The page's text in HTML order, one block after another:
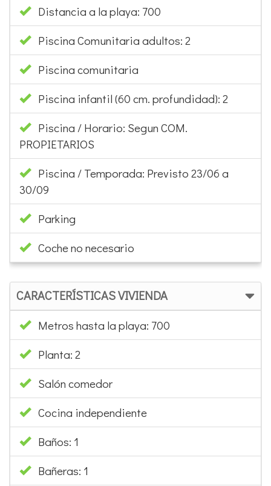
Distancia a la playa: 700
Piscina Comunitaria adultos: 2
Piscina comunitaria
Piscina infantil (60 cm. profundidad): 2
Piscina / Horario: Segun COM.
PROPIETARIOS
Piscina / Temporada: Previsto 23/06 a
30/09
Parking
Coche no necesario
CARACTERÍSTICAS VIVIENDA
Metros hasta la playa: 700
Planta: 2
Salón comedor
Cocina independiente
Baños: 1
Bañeras: 1